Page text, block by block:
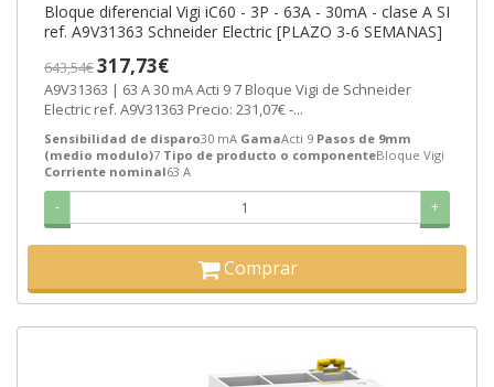
Bloque diferencial Vigi iC60 - 3P - 63A - 30mA - clase A SI
ref. A9V31363 Schneider Electric [PLAZO 3-6 SEMANAS]
643,54€317,73€
A9V31363 | 63 A 30 mA Acti 9 7 Bloque Vigi de Schneider
Electric ref. A9V31363 Precio: 231,07€ -...
Sensibilidad de disparo30 mA GamaActi 9 Pasos de 9mm
(medio modulo)7 Tipo de producto o componenteBloque Vigi
Corriente nominal63 A
- +
Comprar